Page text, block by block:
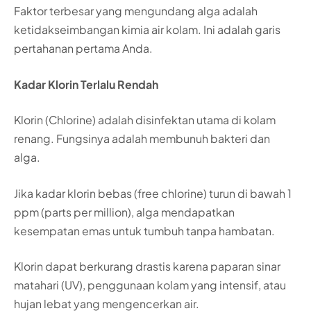
Faktor terbesar yang mengundang alga adalah
ketidakseimbangan kimia air kolam. Ini adalah garis
pertahanan pertama Anda.
Kadar Klorin Terlalu Rendah
Klorin (Chlorine) adalah disinfektan utama di kolam
renang. Fungsinya adalah membunuh bakteri dan
alga.
Jika kadar klorin bebas (free chlorine) turun di bawah 1
ppm (parts per million), alga mendapatkan
kesempatan emas untuk tumbuh tanpa hambatan.
Klorin dapat berkurang drastis karena paparan sinar
matahari (UV), penggunaan kolam yang intensif, atau
hujan lebat yang mengencerkan air.